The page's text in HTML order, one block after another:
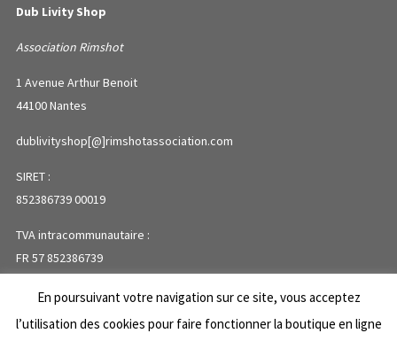
Dub Livity Shop
Association Rimshot
1 Avenue Arthur Benoit
44100 Nantes
dublivityshop[@]rimshotassociation.com
SIRET :
852386739 00019
TVA intracommunautaire :
FR 57 852386739
PLAN DU SITE
En poursuivant votre navigation sur ce site, vous acceptez
l’utilisation des cookies pour faire fonctionner la boutique en ligne